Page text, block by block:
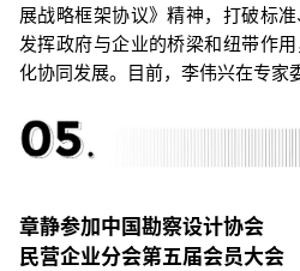
展战略框架协议》精神，打破标准
发挥政府与企业的桥梁和纽带作
化协同发展。目前，李伟兴在专家
章静参加中国勘察设计协会
民营企业分会第五届会员大会